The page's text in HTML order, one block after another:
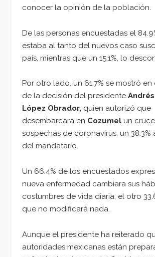
conocer la opinión de la población.
De las personas encuestadas el
estaba al tanto del nuevos caso
país, mientras que un 15.1%, lo
Por otro lado, un 61.7% se mostró
de la decisión del presidente
López Obrador, quien autorizó que
desembarcara en Cozumel un
sospechas de coronavirus, un
del mandatario.
Un 66.4% de los encuestados
nueva enfermedad cambiara sus
costumbres de vida diaria, el otro
que no modificará nada.
Aunque el presidente ha reiterado
autoridades mexicanas están